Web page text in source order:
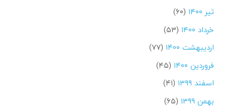
تیر ۱۴۰۰
(۶۰)
خرداد ۱۴۰۰
(۵۳)
اردیبهشت ۱۴۰۰
(۷۷)
فروردین ۱۴۰۰
(۴۵)
اسفند ۱۳۹۹
(۴۱)
بهمن ۱۳۹۹
(۶۵)